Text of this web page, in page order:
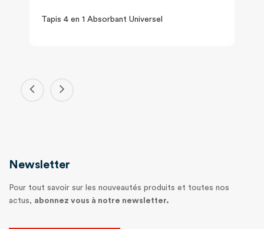
Tapis 4 en 1 Absorbant Universel
Newsletter
Pour tout savoir sur les nouveautés produits et toutes nos
actus, abonnez vous à notre newsletter.